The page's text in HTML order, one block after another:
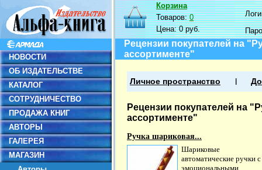
НОВОСТИ
ОБ ИЗДАТЕЛЬСТВЕ
КАТАЛОГ
СОТРУДНИЧЕСТВО
ПРОДАЖА КНИГ
АВТОРЫ
ГАЛЕРЕЯ
МАГАЗИН
Корзина
Товаров:0
Цена:0 руб.
Рецензии покупателей на
ассортименте"
Личное пространство
Рецензии покупателей на
ассортименте"
Ручка шариковая...
Шариковые
автоматические ручки с
эмоциональными